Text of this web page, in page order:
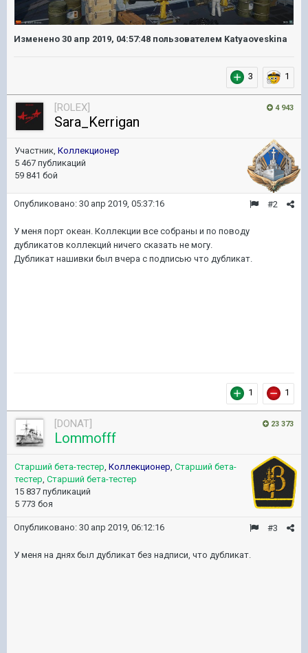
Изменено 30 апр 2019, 04:57:48 пользователем Katyaoveskina
3 1
4 943
[ROLEX]
Sara_Kerrigan
Участник, Коллекционер
5 467 публикаций
59 841 бой
#2
Опубликовано: 30 апр 2019, 05:37:16
У меня порт океан. Коллекции все собраны и по поводу
дубликатов коллекций ничего сказать не могу.
Дубликат нашивки был вчера с подписью что дубликат.
1 1
23 373
[DONAT]
Lommofff
Старший бета-тестер, Коллекционер, Старший бета-
тестер, Старший бета-тестер
15 837 публикаций
5 773 боя
#3
Опубликовано: 30 апр 2019, 06:12:16
У меня на днях был дубликат без надписи, что дубликат.